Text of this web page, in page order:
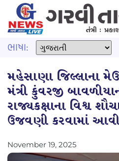
ભાષા:
મહેસાણા જિલ્લાના
મંત્રી કુંવરજી
રાજ્યકક્ષાના વિશ્વ
ઉજવણી કરવામાં આવી
November 19, 2025